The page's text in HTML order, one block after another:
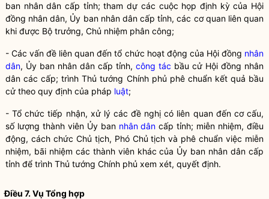
ban nhân dân cấp tỉnh; tham dự các cuộc họp định kỳ của Hội
đồng nhân dân, Ủy ban nhân dâncấp tỉnh, các cơ quan liên quan
khi được Bộ trưởng, Chủ nhiệm phân công;
- Các vấn đề liên quan đến tổ chức hoạt động của Hội đồng nhân
dân, Ủy ban nhân dân cấp tỉnh, công tác bầu cử Hội đồng nhân
dân các cấp; trình Thủ tướng Chính phủ phê chuẩn kết quả bầu
cử theo quy định của pháp luật;
- Tổ chức tiếp nhận, xử lý các đề nghị có liên quan đến cơ cấu,
số lượng thành viên Ủy ban nhân dân cấp tỉnh; miễn nhiệm, điều
động, cách chức Chủ tịch, Phó Chủ tịch và phê chuẩn việc miễn
nhiệm, bãi nhiệm các thành viên khác của Ủy ban nhân dân cấp
tỉnh để trình Thủ tướng Chính phủ xem xét, quyết định.
Điều 7. Vụ Tổng hợp